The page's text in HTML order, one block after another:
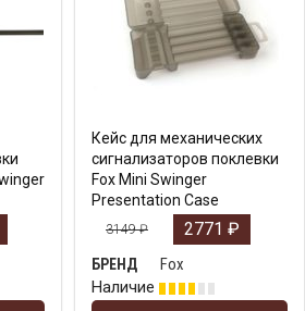
Кейс для механических
сигнализаторов поклевки
Fox Mini Swinger
Presentation Case
3149₽ 2771 ₽
БРЕНД
Fox
Наличие